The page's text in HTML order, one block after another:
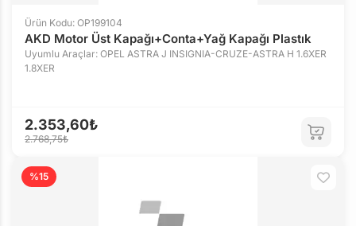
Ürün Kodu: OP199104
AKD Motor Üst Kapağı+Conta+Yağ Kapağı Plastık
Uyumlu Araçlar: OPEL ASTRA J INSIGNIA-CRUZE-ASTRA H 1.6XER
1.8XER
2.353,60₺
2.768,75₺
%15